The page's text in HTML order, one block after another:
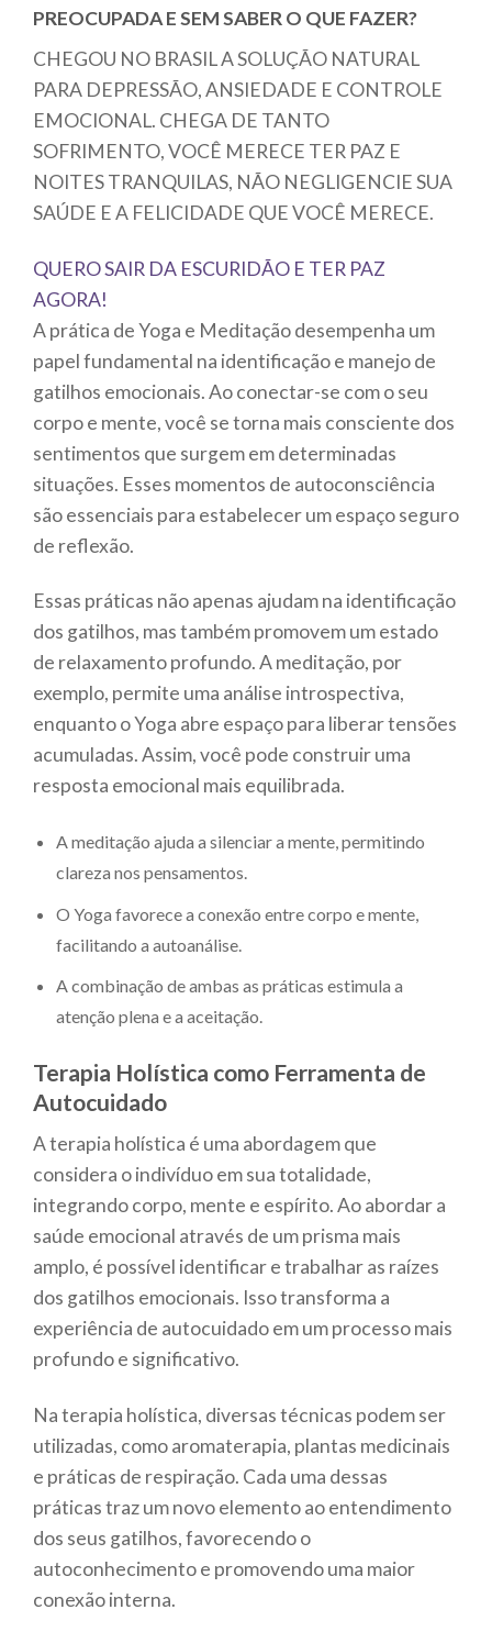
PREOCUPADA E SEM SABER O QUE FAZER?
CHEGOU NO BRASIL A SOLUÇÃO NATURAL
PARA DEPRESSÃO, ANSIEDADE E CONTROLE
EMOCIONAL. CHEGA DE TANTO
SOFRIMENTO, VOCÊ MERECE TER PAZ E
NOITES TRANQUILAS, NÃO NEGLIGENCIE SUA
SAÚDE E A FELICIDADE QUE VOCÊ MERECE.
QUERO SAIR DA ESCURIDÃO E TER PAZ
AGORA!
A prática de Yoga e Meditação desempenha um
papel fundamental na identificação e manejo de
gatilhos emocionais. Ao conectar-se com o seu
corpo e mente, você se torna mais consciente dos
sentimentos que surgem em determinadas
situações. Esses momentos de autoconsciência
são essenciais para estabelecer um espaço seguro
de reflexão.
Essas práticas não apenas ajudam na identificação
dos gatilhos, mas também promovem um estado
de relaxamento profundo. A meditação, por
exemplo, permite uma análise introspectiva,
enquanto o Yoga abre espaço para liberar tensões
acumuladas. Assim, você pode construir uma
resposta emocional mais equilibrada.
A meditação ajuda a silenciar a mente, permitindo
clareza nos pensamentos.
O Yoga favorece a conexão entre corpo e mente,
facilitando a autoanálise.
A combinação de ambas as práticas estimula a
atenção plena e a aceitação.
Terapia Holística como Ferramenta de
Autocuidado
A terapia holística é uma abordagem que
considera o indivíduo em sua totalidade,
integrando corpo, mente e espírito. Ao abordar a
saúde emocional através de um prisma mais
amplo, é possível identificar e trabalhar as raízes
dos gatilhos emocionais. Isso transforma a
experiência de autocuidado em um processo mais
profundo e significativo.
Na terapia holística, diversas técnicas podem ser
utilizadas, como aromaterapia, plantas medicinais
e práticas de respiração. Cada uma dessas
práticas traz um novo elemento ao entendimento
dos seus gatilhos, favorecendo o
autoconhecimento e promovendo uma maior
conexão interna.